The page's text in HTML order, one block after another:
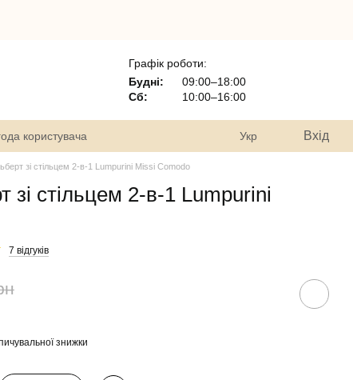
Графік роботи:
Будні:
09:00–18:00
Сб:
10:00–16:00
користувача Укр Вхід
зі стільцем 2-в-1 Lumpurini Missi Comodo
зі стільцем 2-в-1 Lumpurini
7 відгуків
знижки